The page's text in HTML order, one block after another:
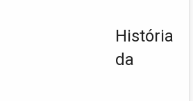
História
da